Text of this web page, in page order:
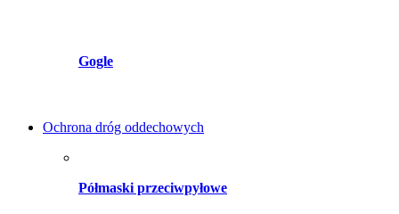
Gogle
Ochrona dróg oddechowych
Półmaski przeciwpyłowe